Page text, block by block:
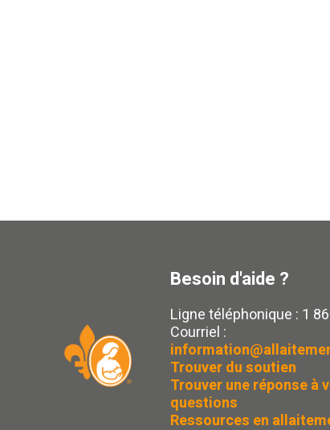
Besoin d'aide ?
Ligne téléphonique : 1
Courriel :
Trouver du soutien
Trouver une réponse à
questions
Ressources en